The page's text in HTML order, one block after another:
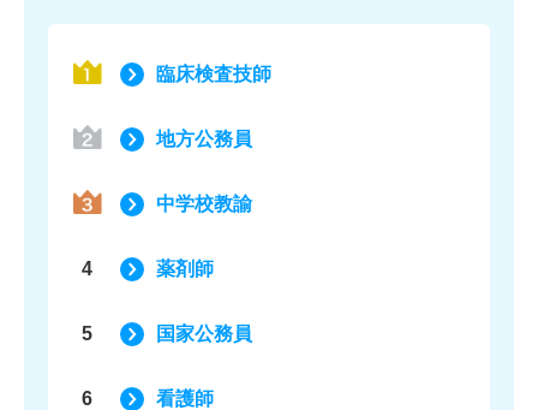
臨床検査技師
地方公務員
中学校教諭
4 薬剤師
5 国家公務員
6 看護師